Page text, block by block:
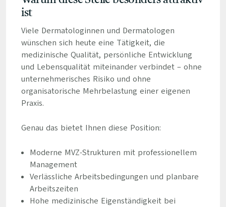
ist
Viele Dermatologinnen und Dermatologen
wünschen sich heute eine Tätigkeit, die
medizinische Qualität, persönliche Entwicklung
und Lebensqualität miteinander verbindet – ohne
unternehmerisches Risiko und ohne
organisatorische Mehrbelastung einer eigenen
Praxis.
Genau das bietet Ihnen diese Position:
Moderne MVZ-Strukturen mit professionellem
Management
Verlässliche Arbeitsbedingungen und planbare
Arbeitszeiten
Hohe medizinische Eigenständigkeit bei